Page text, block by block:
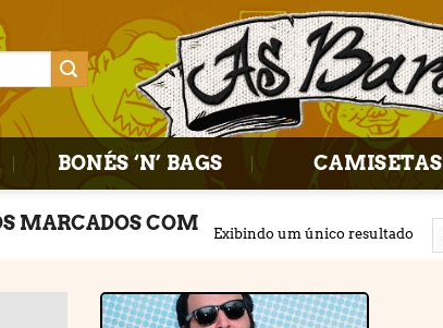
BONÉS ‘N’ BAGS CAMISETAS
MARCADOS COM
Exibindo um único resultado